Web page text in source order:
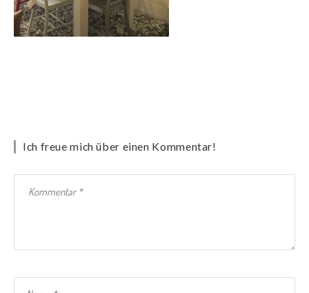
Ich freue mich über einen Kommentar!